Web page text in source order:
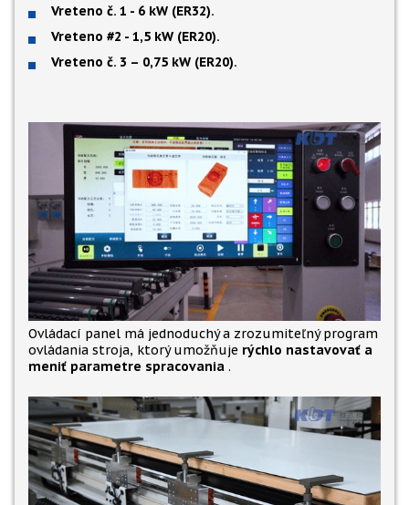
Vreteno č. 1 - 6 kW (ER32).
Vreteno #2 - 1,5 kW (ER20).
Vreteno č. 3 – 0,75 kW (ER20).
Ovládací panel má jednoduchý a zrozumiteľný program
ovládania stroja, ktorý umožňuje rýchlo nastavovať a
meniť parametre spracovania .